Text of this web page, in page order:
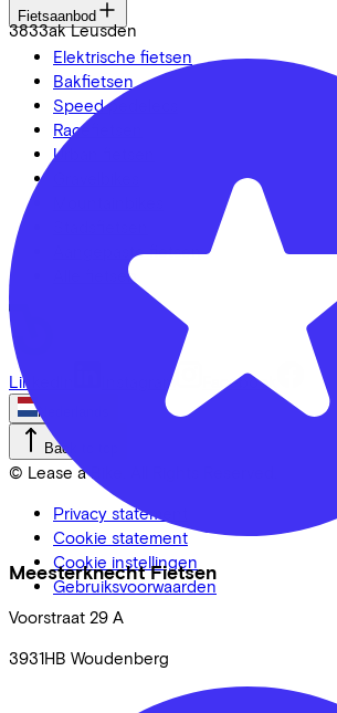
3833ak Leusden
Meesterknecht Fietsen
Voorstraat 29 A
3931HB Woudenberg
Fietsaanbod
Elektrische fietsen
Bakfietsen
Speed pedelecs
Racefietsen
Urban fietsen
Aangepaste fietsen
Alle fietsen
LinkedIn Instagram Facebook
Nederlands
Back to top
© Lease a Bike. All Rights Reserved.
Privacy statement
Cookie statement
Cookie instellingen
Gebruiksvoorwaarden